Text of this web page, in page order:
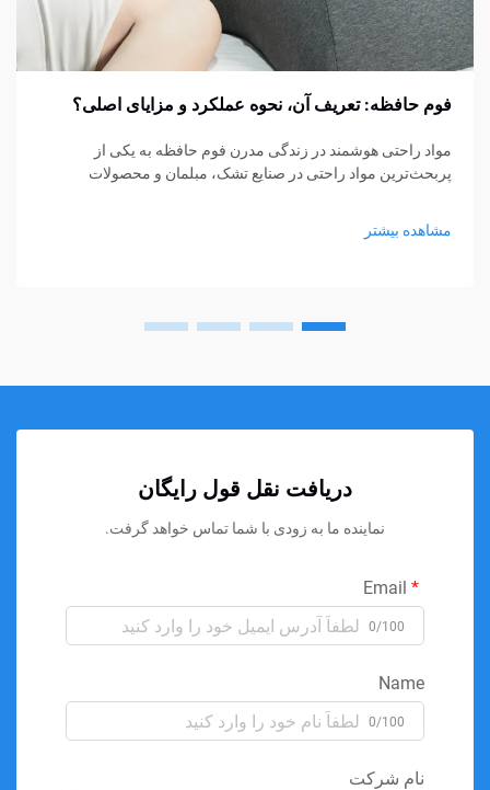
فوم حافظه: تعریف آن، نحوه عملکرد و مزایای اصلی؟
مواد راحتی هوشمند در زندگی مدرن فوم حافظه به یکی از
پربحث‌ترین مواد راحتی در صنایع تشک، مبلمان و محصولات
مشاهده بیشتر
دریافت نقل قول رایگان
نماینده ما به زودی با شما تماس خواهد گرفت.
0/100
Name
0/100
نام شرکت